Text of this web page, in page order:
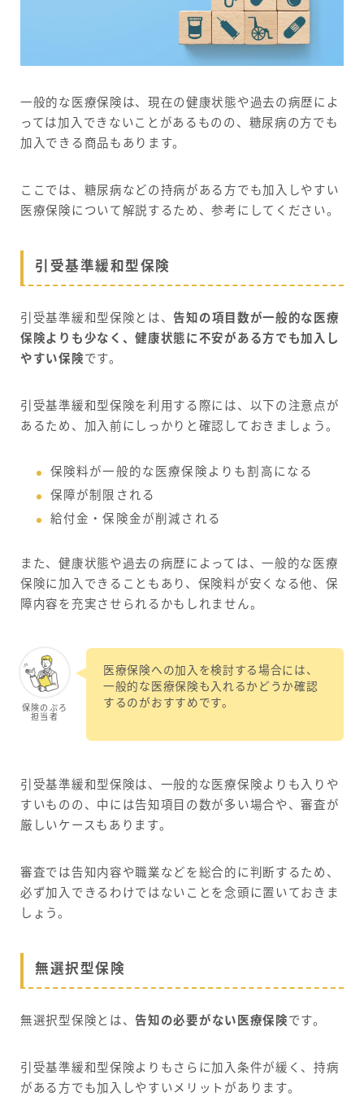
一般的な医療保険は、現在の健康状態や過去の病歴によ
っては加入できないことがあるものの、糖尿病の方でも
加入できる商品もあります。
ここでは、糖尿病などの持病がある方でも加入しやすい
医療保険について解説するため、参考にしてください。
引受基準緩和型保険
引受基準緩和型保険とは、告知の項目数が一般的な医療
保険よりも少なく、健康状態に不安がある方でも加入し
やすい保険です。
引受基準緩和型保険を利用する際には、以下の注意点が
あるため、加入前にしっかりと確認しておきましょう。
保険料が一般的な医療保険よりも割高になる
保障が制限される
給付金・保険金が削減される
また、健康状態や過去の病歴によっては、一般的な医療
保険に加入できることもあり、保険料が安くなる他、保
障内容を充実させられるかもしれません。
保険のぷろ
担当者
医療保険への加入を検討する場合には、
一般的な医療保険も入れるかどうか確認
するのがおすすめです。
引受基準緩和型保険は、一般的な医療保険よりも入りや
すいものの、中には告知項目の数が多い場合や、審査が
厳しいケースもあります。
審査では告知内容や職業などを総合的に判断するため、
必ず加入できるわけではないことを念頭に置いておきま
しょう。
無選択型保険
無選択型保険とは、告知の必要がない医療保険です。
引受基準緩和型保険よりもさらに加入条件が緩く、持病
がある方でも加入しやすいメリットがあります。